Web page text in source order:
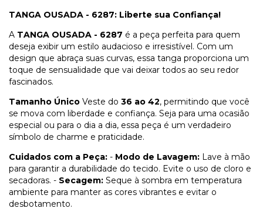
TANGA OUSADA - 6287: Liberte sua Confiança!
A TANGA OUSADA - 6287 é a peça perfeita para quem
deseja exibir um estilo audacioso e irresistível. Com um
design que abraça suas curvas, essa tanga proporciona um
toque de sensualidade que vai deixar todos ao seu redor
fascinados.
Tamanho Único Veste do 36 ao 42, permitindo que você
se mova com liberdade e confiança. Seja para uma ocasião
especial ou para o dia a dia, essa peça é um verdadeiro
símbolo de charme e praticidade.
Cuidados com a Peça: - Modo de Lavagem: Lave à mão
para garantir a durabilidade do tecido. Evite o uso de cloro e
secadoras. - Secagem: Seque à sombra em temperatura
ambiente para manter as cores vibrantes e evitar o
desbotamento.